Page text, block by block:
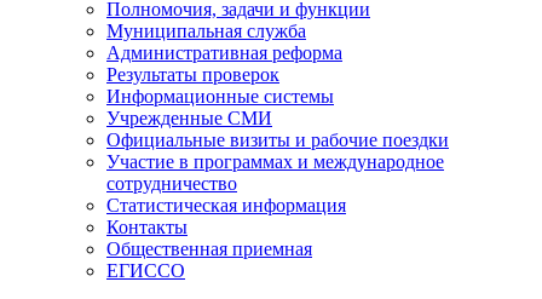
Полномочия, задачи и функции
Муниципальная служба
Административная реформа
Результаты проверок
Информационные системы
Учрежденные СМИ
Официальные визиты и рабочие поездки
Участие в программах и международное
сотрудничество
Статистическая информация
Контакты
Общественная приемная
ЕГИССО